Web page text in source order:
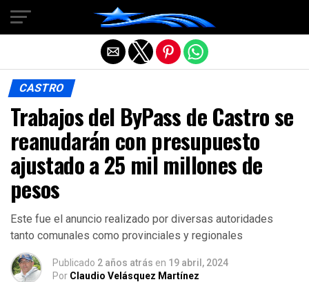
CASTRO
Trabajos del ByPass de Castro se
reanudarán con presupuesto
ajustado a 25 mil millones de
pesos
Este fue el anuncio realizado por diversas autoridades
tanto comunales como provinciales y regionales
Publicado 2 años atrás en 19 abril, 2024
Por Claudio Velásquez Martínez
Salir de la versión móvil